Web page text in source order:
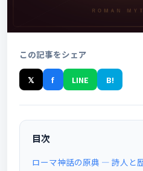
この記事をシェア
𝕏 f LINE B!
目次
ローマ神話の原典 ― 詩人と